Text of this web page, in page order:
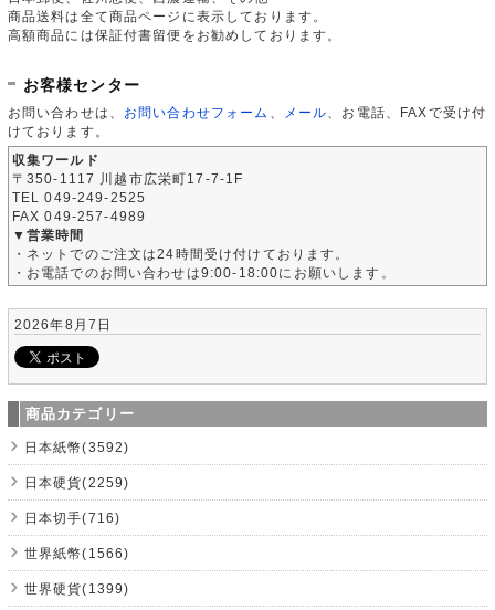
商品送料は全て商品ページに表示しております。
高額商品には保証付書留便をお勧めしております。
お客様センター
お問い合わせは、 お問い合わせフォーム メール 、お電話、FAXで受け付
けております。
収集ワールド
〒350-1117 川越市広栄町17-7-1F
TEL 049-249-2525
FAX 049-257-4989
▼営業時間
・ネットでのご注文は24時間受け付けております。
・お電話でのお問い合わせは9:00-18:00にお願いします。
2026年8月7日
商品カテゴリー
日本紙幣(3592)
日本硬貨(2259)
日本切手(716)
世界紙幣(1566)
世界硬貨(1399)